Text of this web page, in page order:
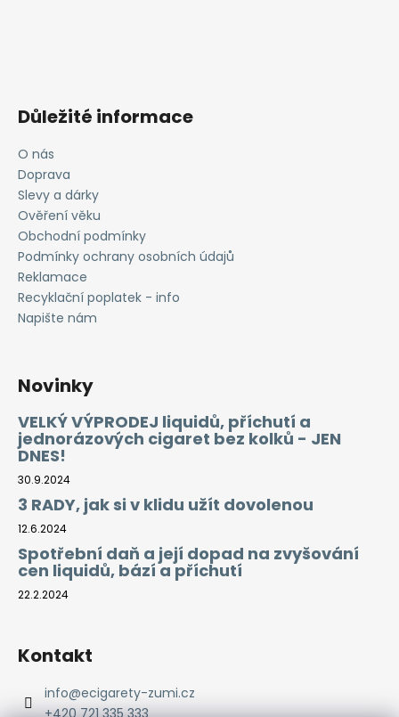
Důležité informace
O nás
Doprava
Slevy a dárky
Ověření věku
Obchodní podmínky
Podmínky ochrany osobních údajů
Reklamace
Recyklační poplatek - info
Napište nám
Novinky
VELKÝ VÝPRODEJ liquidů, příchutí a
jednorázových cigaret bez kolků - JEN
DNES!
30.9.2024
3 RADY, jak si v klidu užít dovolenou
12.6.2024
Spotřební daň a její dopad na zvyšování
cen liquidů, bází a příchutí
22.2.2024
Kontakt
info@ecigarety-zumi.cz